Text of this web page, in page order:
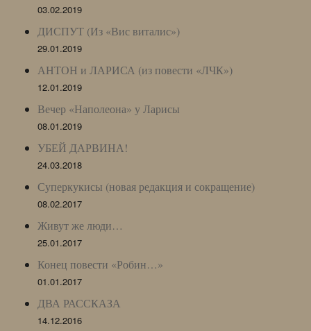
03.02.2019
ДИСПУТ (Из «Вис виталис»)
29.01.2019
АНТОН и ЛАРИСА (из повести «ЛЧК»)
12.01.2019
Вечер «Наполеона» у Ларисы
08.01.2019
УБЕЙ ДАРВИНА!
24.03.2018
Суперкукисы (новая редакция и сокращение)
08.02.2017
Живут же люди…
25.01.2017
Конец повести «Робин…»
01.01.2017
ДВА РАССКАЗА
14.12.2016